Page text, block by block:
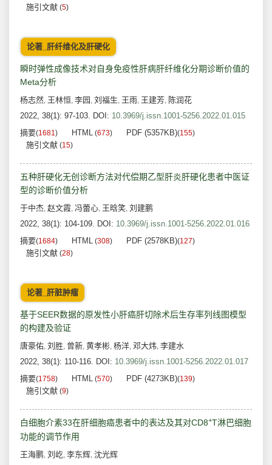
施引文献 (5)
论著_肝纤维化及肝硬化
瞬时弹性成像技术对自身免疫性肝病肝纤维化分期诊断价值的
Meta分析
杨志然, 王林恒, 李园 , 刘福生, 王雨, 王建芳, 陈润花
2022, 38(1): 97-103. DOI: 10.3969/j.issn.1001-5256.2022.01.015
摘要(1681) HTML (673) PDF (5357KB)(155)
施引文献 (15)
五种肝硬化无创诊断方法对代偿期乙型肝炎肝硬化患者中医证
型的诊断价值分析
于中杰, 赵文霞, 冯蕾心, 王晗笑, 刘建鹏
2022, 38(1): 104-109. DOI: 10.3969/j.issn.1001-5256.2022.01.016
摘要(1684) HTML (308) PDF (2578KB)(127)
施引文献 (28)
论著_肝脏肿瘤
基于SEER数据的原发性小肝癌肝切除术后生存率列线图模型
的构建及验证
唐豪佑, 刘胜, 曾新, 黄孝彬, 杨洋, 邓大炜, 李建水
2022, 38(1): 110-116. DOI: 10.3969/j.issn.1001-5256.2022.01.017
摘要(1758) HTML (570) PDF (4273KB)(139)
施引文献 (9)
白细胞介素33在肝细胞癌患者中的表达及其对CD8+T淋巴细胞
功能的调节作用
王海鹏, 刘屹, 李东辉, 沈光辉